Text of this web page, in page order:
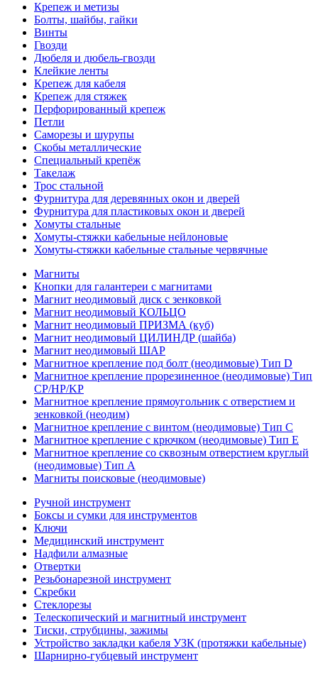
Крепеж и метизы
Болты, шайбы, гайки
Винты
Гвозди
Дюбеля и дюбель-гвозди
Клейкие ленты
Крепеж для кабеля
Крепеж для стяжек
Перфорированный крепеж
Петли
Саморезы и шурупы
Скобы металлические
Специальный крепёж
Такелаж
Трос стальной
Фурнитура для деревянных окон и дверей
Фурнитура для пластиковых окон и дверей
Хомуты стальные
Хомуты-стяжки кабельные нейлоновые
Хомуты-стяжки кабельные стальные червячные
Магниты
Кнопки для галантереи с магнитами
Магнит неодимовый диск с зенковкой
Магнит неодимовый КОЛЬЦО
Магнит неодимовый ПРИЗМА (куб)
Магнит неодимовый ЦИЛИНДР (шайба)
Магнит неодимовый ШАР
Магнитное крепление под болт (неодимовые) Тип D
Магнитное крепление прорезиненное (неодимовые) Тип
CP/HP/KP
Магнитное крепление прямоугольник с отверстием и
зенковкой (неодим)
Магнитное крепление с винтом (неодимовые) Тип С
Магнитное крепление с крючком (неодимовые) Тип Е
Магнитное крепление со сквозным отверстием круглый
(неодимовые) Тип А
Магниты поисковые (неодимовые)
Ручной инструмент
Боксы и сумки для инструментов
Ключи
Медицинский инструмент
Надфили алмазные
Отвертки
Резьбонарезной инструмент
Скребки
Стеклорезы
Телескопический и магнитный инструмент
Тиски, струбцины, зажимы
Устройство закладки кабеля УЗК (протяжки кабельные)
Шарнирно-губцевый инструмент